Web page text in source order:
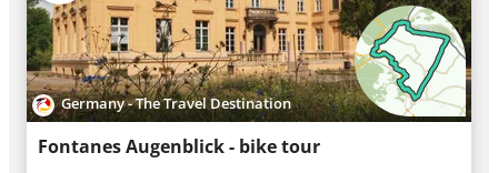
Germany - The Travel Destination
Fontanes Augenblick - bike tour